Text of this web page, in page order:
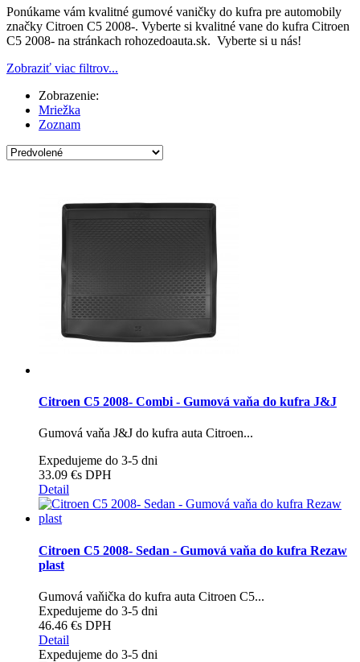
Ponúkame vám kvalitné gumové vaničky do kufra pre automobily
značky Citroen C5 2008-. Vyberte si kvalitné vane do kufra Citroen
C5 2008- na stránkach rohozedoauta.sk. Vyberte si u nás!
Zobraziť viac filtrov...
Zobrazenie:
Mriežka
Zoznam
Citroen C5 2008- Combi - Gumová vaňa do kufra J&J
Gumová vaňa J&J do kufra auta Citroen...
Expedujeme do 3-5 dni
33.09 €s DPH
Detail
Citroen C5 2008- Sedan - Gumová vaňa do kufra Rezaw
plast
Gumová vaňička do kufra auta Citroen C5...
Expedujeme do 3-5 dni
46.46 €s DPH
Detail
Expedujeme do 3-5 dni